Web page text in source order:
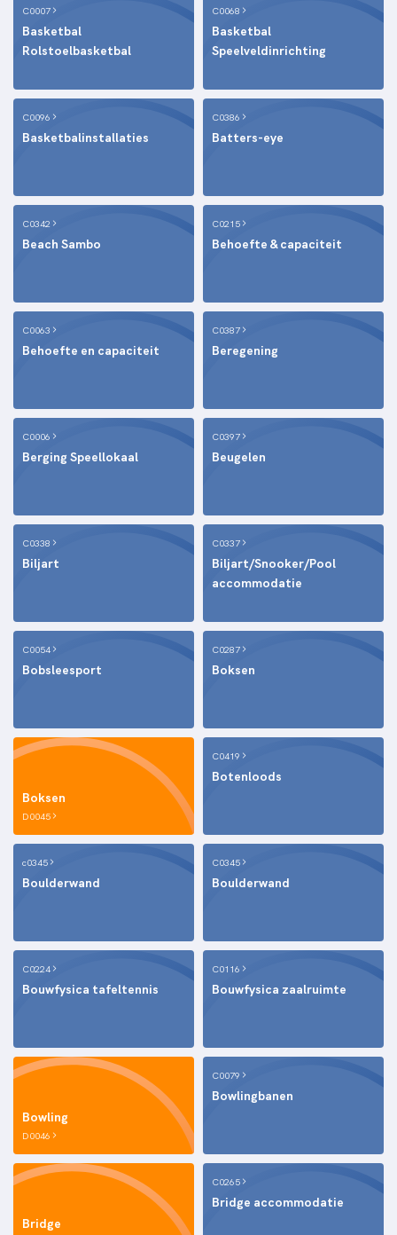
C0007
Basketbal
Rolstoelbasketbal
C0068
Basketbal
Speelveldinrichting
C0096
Basketbalinstallaties
C0386
Batters-eye
C0342
Beach Sambo
C0215
Behoefte & capaciteit
C0063
Behoefte en capaciteit
C0387
Beregening
C0006
Berging Speellokaal
C0397
Beugelen
C0338
Biljart
C0337
Biljart/Snooker/Pool
accommodatie
C0054
Bobsleesport
C0287
Boksen
D0045
Boksen
C0419
Botenloods
c0345
Boulderwand
C0345
Boulderwand
C0224
Bouwfysica tafeltennis
C0116
Bouwfysica zaalruimte
D0046
Bowling
C0079
Bowlingbanen
Bridge
C0265
Bridge accommodatie